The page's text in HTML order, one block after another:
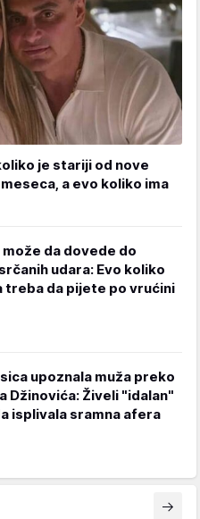
je stariji od nove
a evo koliko ima
da dovede do
udara: Evo koliko
treba da pijete po vrućini
upoznala muža preko
Džinovića: Živeli "idalan"
isplivala sramna afera